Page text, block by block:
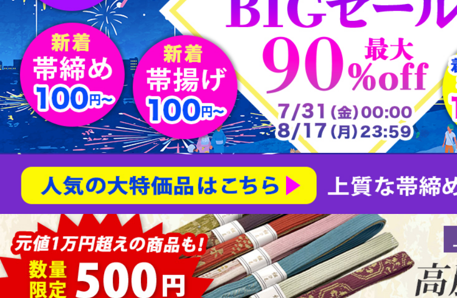
男物帯
ショール 扇子
櫛・かんざし
アクセサリー
菓子器
建水
蓋置
炭道具
敷板
袱紗
綴れ 友禅(手描き／金彩)
型染 すくい織
相良刺繍 汕頭蘇州刺繍
螺鈿 京紅型
瀬戸焼
益子焼
相馬焼
砥部焼
粟田焼 紀州焼
織部焼
薩摩焼
赤膚山焼 鍋島焼
阿漕焼
高取焼
尾戸焼 布志名焼 無名異焼